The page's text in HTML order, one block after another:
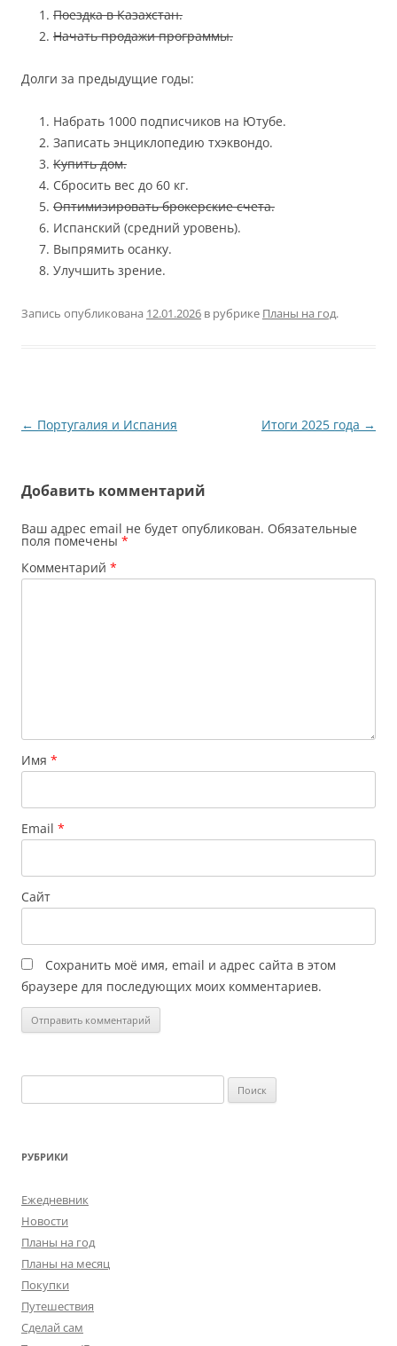
Поездка в Казахстан.
Начать продажи программы.
Долги за предыдущие годы:
Набрать 1000 подписчиков на Ютубе.
Записать энциклопедию тхэквондо.
Купить дом.
Сбросить вес до 60 кг.
Оптимизировать брокерские счета.
Испанский (средний уровень).
Выпрямить осанку.
Улучшить зрение.
Запись опубликована 12.01.2026 в рубрике Планы на год.
Навигация
← Португалия и Испания Итоги 2025 года →
Добавить комментарий
Ваш адрес email не будет опубликован. Обязательные
поля помечены *
Комментарий *
Имя *
Email *
Сайт
Сохранить моё имя, email и адрес сайта в этом
браузере для последующих моих комментариев.
РУБРИКИ
Ежедневник
Новости
Планы на год
Планы на месяц
Покупки
Путешествия
Сделай сам